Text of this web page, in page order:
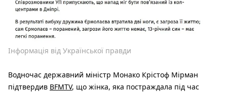
Інформація від Української правди
Водночас державний міністр Монако Крістоф Мірман
підтвердив BFMTV, що жінка, яка постраждала під час